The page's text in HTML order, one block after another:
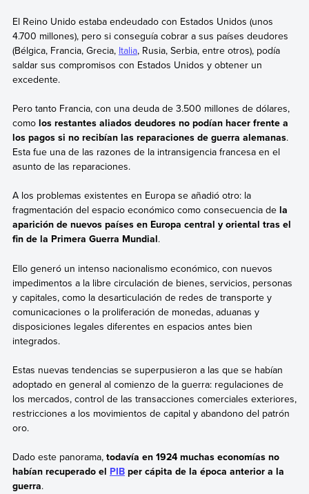
El Reino Unido estaba endeudado con Estados Unidos (unos
4.700 millones), pero si conseguía cobrar a sus países deudores
(Bélgica, Francia, Grecia, Italia, Rusia, Serbia, entre otros), podía
saldar sus compromisos con Estados Unidos y obtener un
excedente.
Pero tanto Francia, con una deuda de 3.500 millones de dólares,
comolos restantes aliados deudores no podían hacer frente a
los pagos si no recibían las reparaciones de guerra alemanas.
Esta fue una de las razones de la intransigencia francesa en el
asunto de las reparaciones.
A los problemas existentes en Europa se añadió otro: la
fragmentación del espacio económico como consecuencia de la
aparición de nuevos países en Europa central y oriental tras el
fin de la Primera Guerra Mundial.
Ello generó un intenso nacionalismo económico, con nuevos
impedimentos a la libre circulación de bienes, servicios, personas
y capitales, como la desarticulación de redes de transporte y
comunicaciones o la proliferación de monedas, aduanas y
disposiciones legales diferentes en espacios antes bien
integrados.
Estas nuevas tendencias se superpusieron a las que se habían
adoptado en general al comienzo de la guerra: regulaciones de
los mercados, control de las transacciones comerciales exteriores,
restricciones a los movimientos de capital y abandono del patrón
oro.
Dado este panorama, todavía en 1924 muchas economías no
habían recuperado el PIBper cápita de la época anterior a la
guerra.